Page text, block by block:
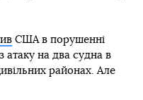
США в порушенні
на два судна в
районах. Але